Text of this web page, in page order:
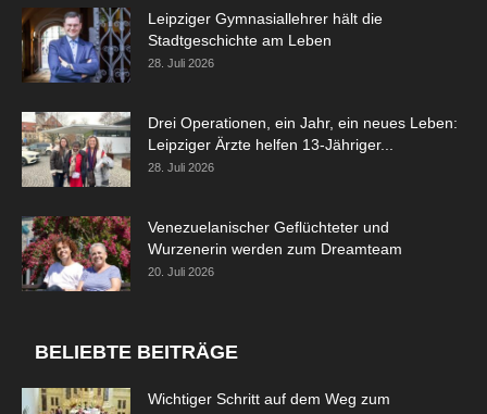
Leipziger Gymnasiallehrer hält die
Stadtgeschichte am Leben
28. Juli 2026
Drei Operationen, ein Jahr, ein neues Leben:
Leipziger Ärzte helfen 13-Jähriger...
28. Juli 2026
Venezuelanischer Geflüchteter und
Wurzenerin werden zum Dreamteam
20. Juli 2026
BELIEBTE BEITRÄGE
Wichtiger Schritt auf dem Weg zum